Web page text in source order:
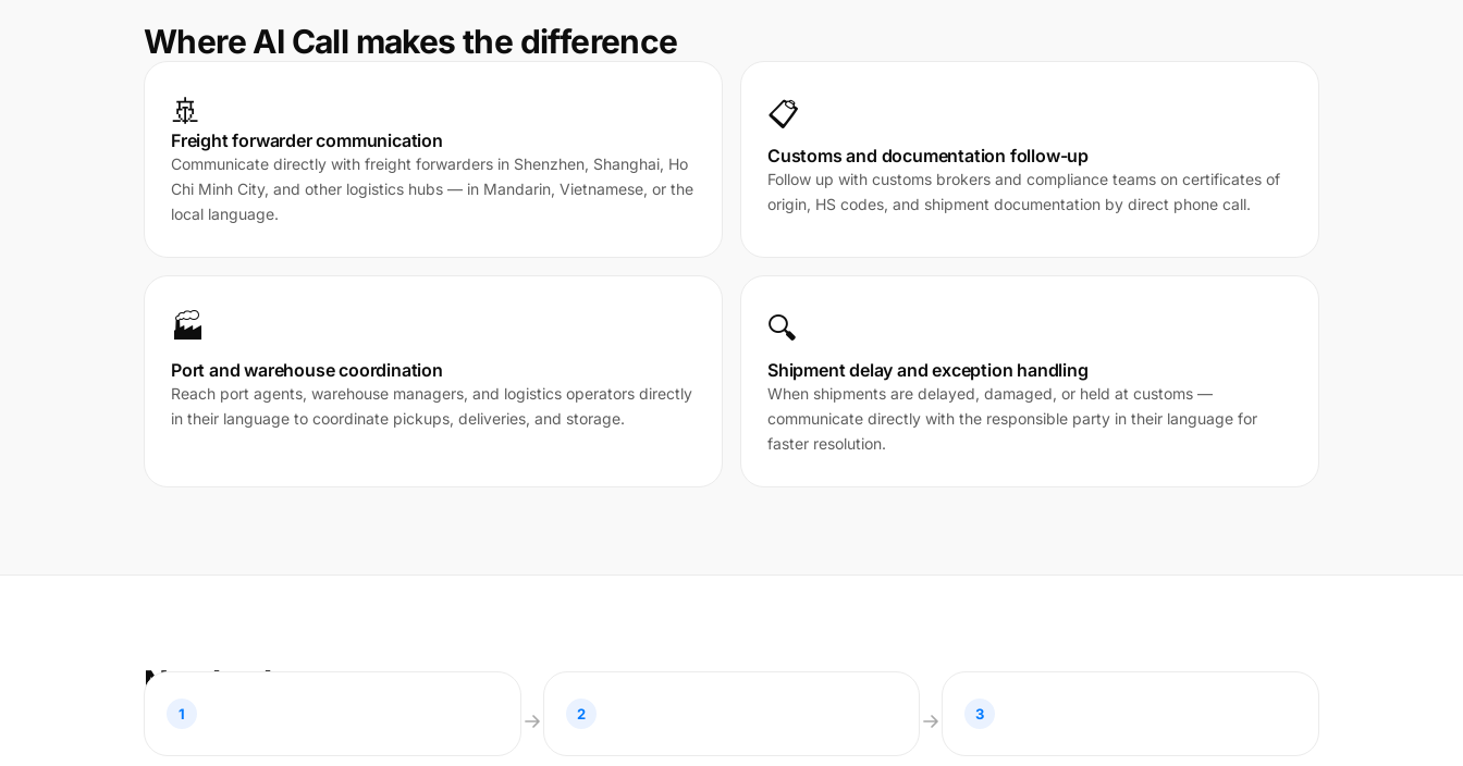
Where AI Call makes the difference
🚢
Freight forwarder communication
Communicate directly with freight forwarders in Shenzhen, Shanghai, Ho
Chi Minh City, and other logistics hubs — in Mandarin, Vietnamese, or the
local language.
📋
Customs and documentation follow-up
Follow up with customs brokers and compliance teams on certificates of
origin, HS codes, and shipment documentation by direct phone call.
🏭
Port and warehouse coordination
Reach port agents, warehouse managers, and logistics operators directly
in their language to coordinate pickups, deliveries, and storage.
🔍
Shipment delay and exception handling
When shipments are delayed, damaged, or held at customs —
communicate directly with the responsible party in their language for
faster resolution.
Nasıl çalışır
1 2 3